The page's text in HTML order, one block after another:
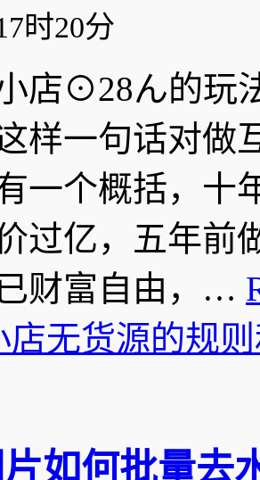
时20分
小店⊙28ん的玩
样一句话对做
一个概括，十
过亿，五年前
财富自由，…
店无货源的规
如何批量去